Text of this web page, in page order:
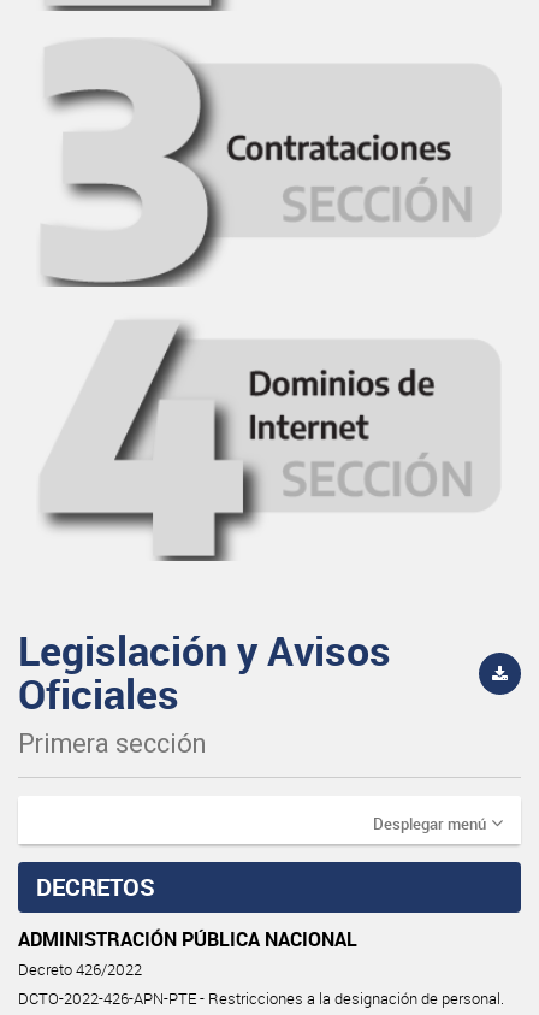
Legislación y Avisos
Oficiales
Primera sección
Desplegar menú
DECRETOS
ADMINISTRACIÓN PÚBLICA NACIONAL
Decreto 426/2022
DCTO-2022-426-APN-PTE - Restricciones a la designación de personal.